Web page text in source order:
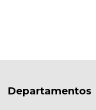
Departamentos